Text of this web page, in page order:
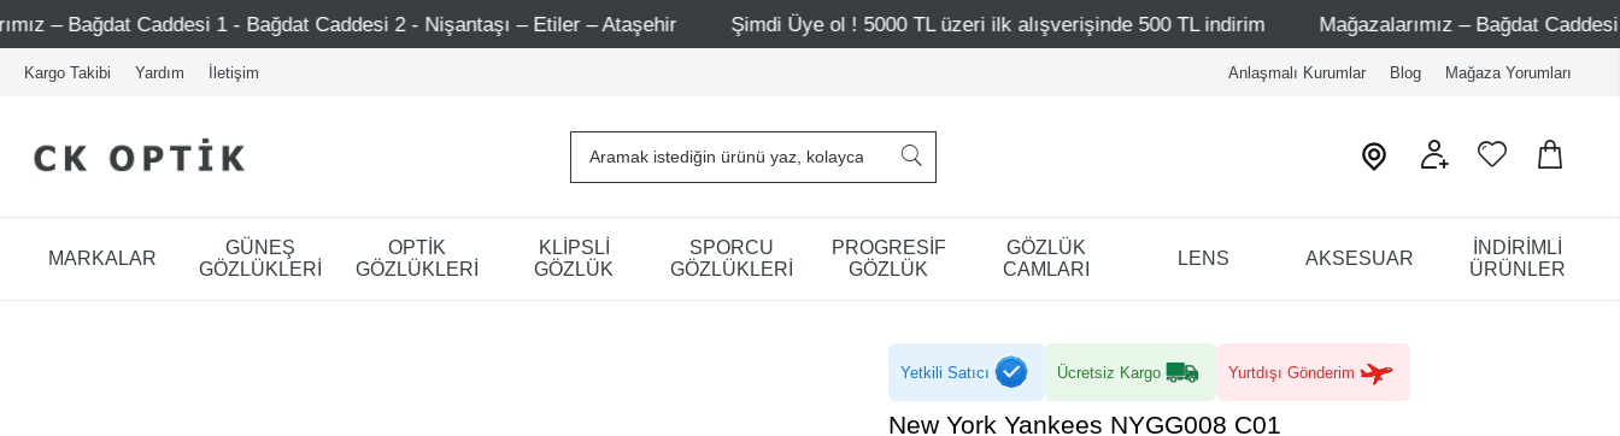
Caddesi 1 - Bağdat Caddesi 2 - Nişantaşı – Etiler – Ataşehir Şimdi Üye ol ! 5000 TL üzeri ilk alışverişinde 500 TL indirim Mağazalarımız – Bağdat Caddesi 1 -
Kargo Takibi Yardım İletişim Anlaşmalı Kurumlar Blog Mağaza Yorumları
MARKALAR
GÜNEŞ
GÖZLÜKLERİ
OPTİK
GÖZLÜKLERİ
KLİPSLİ
GÖZLÜK
SPORCU
GÖZLÜKLERİ
PROGRESİF
GÖZLÜK
GÖZLÜK
CAMLARI
LENS AKSESUAR
İNDİRİMLİ
ÜRÜNLER
Yetkili Satıcı Ücretsiz Kargo Yurtdışı Gönderim
New York Yankees NYGG008 C01